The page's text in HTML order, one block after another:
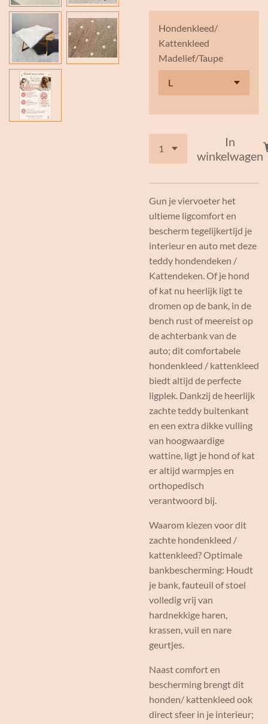
Hondenkleed/
Kattenkleed
Madelief/Taupe
In
winkelwagen
Gun je viervoeter het
ultieme ligcomfort en
bescherm tegelijkertijd je
interieur en auto met deze
teddy hondendeken /
Kattendeken. Of je hond
of kat nu heerlijk ligt te
dromen op de bank, in de
bench rust of meereist op
de achterbank van de
auto; dit comfortabele
hondenkleed / kattenkleed
biedt altijd de perfecte
ligplek. Dankzij de heerlijk
zachte teddy buitenkant
en een extra dikke vulling
van hoogwaardige
wattine, ligt je hond of kat
er altijd warmpjes en
orthopedisch
verantwoord bij.
Waarom kiezen voor dit
zachte hondenkleed /
kattenkleed? Optimale
bankbescherming: Houdt
je bank, fauteuil of stoel
volledig vrij van
hardnekkige haren,
krassen, vuil en nare
geurtjes.
Naast comfort en
bescherming brengt dit
honden/ kattenkleed ook
direct sfeer in je interieur;